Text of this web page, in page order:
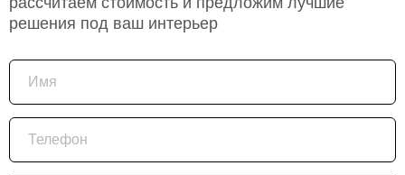
решения под ваш интерьер
Имя
Телефон